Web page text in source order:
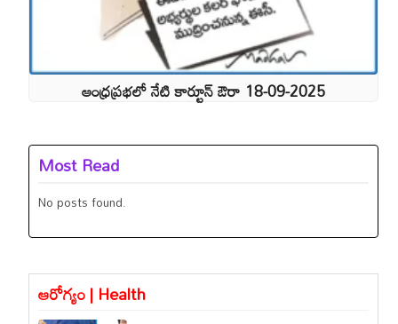
ఆంధ్రప్రభలో నేటి కార్టూన్ ఔరా 18-09-2025
Most Read
No posts found.
ఆరోగ్యం | Health